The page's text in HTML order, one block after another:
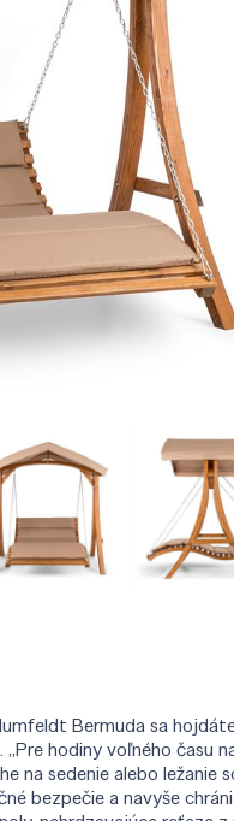
Bermuda sa
hodiny voľného času
na sedenie alebo
bezpečie a navyše